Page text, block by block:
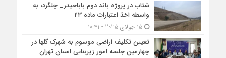
شتاب در پروژه باند دوم باباحیدر_ چلگرد، به
واسطه اخذ اعتبارات ماده ۲۳
15 جولای 2025 - 10:41
تعیین تکلیف اراضی موسوم به شهرک گلها در
چهارمین جلسه امور زیربنایی استان تهران